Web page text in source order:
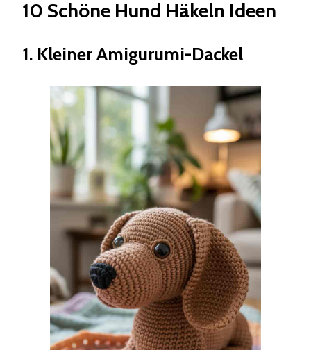
10 Schöne Hund Häkeln Ideen
1. Kleiner Amigurumi-Dackel